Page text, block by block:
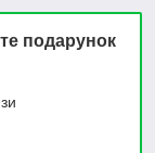
подарунок